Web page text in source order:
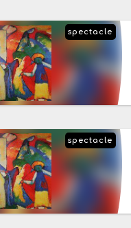
spectacle
spectacle